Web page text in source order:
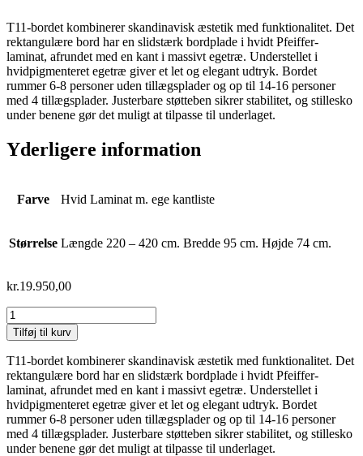
T11-bordet kombinerer skandinavisk æstetik med funktionalitet. Det
rektangulære bord har en slidstærk bordplade i hvidt Pfeiffer-
laminat, afrundet med en kant i massivt egetræ. Understellet i
hvidpigmenteret egetræ giver et let og elegant udtryk. Bordet
rummer 6-8 personer uden tillægsplader og op til 14-16 personer
med 4 tillægsplader. Justerbare støtteben sikrer stabilitet, og stillesko
under benene gør det muligt at tilpasse til underlaget.
Yderligere information
Farve Hvid Laminat m. ege kantliste
Størrelse Længde 220 – 420 cm. Bredde 95 cm. Højde 74 cm.
kr.19.950,00
Tilføj til kurv
T11-bordet kombinerer skandinavisk æstetik med funktionalitet. Det
rektangulære bord har en slidstærk bordplade i hvidt Pfeiffer-
laminat, afrundet med en kant i massivt egetræ. Understellet i
hvidpigmenteret egetræ giver et let og elegant udtryk. Bordet
rummer 6-8 personer uden tillægsplader og op til 14-16 personer
med 4 tillægsplader. Justerbare støtteben sikrer stabilitet, og stillesko
under benene gør det muligt at tilpasse til underlaget.